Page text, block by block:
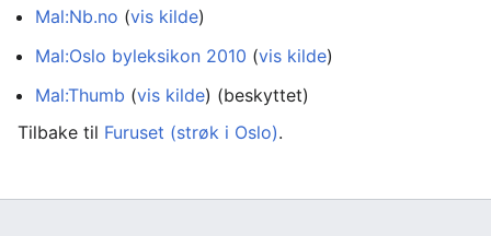
Mal:Nb.no (vis kilde)
Mal:Oslo byleksikon 2010 (vis kilde)
Mal:Thumb (vis kilde) (beskyttet)
Tilbake til Furuset (strøk i Oslo).